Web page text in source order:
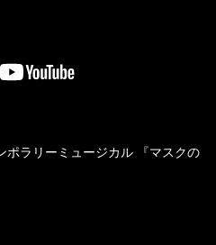
ラリーミュージカル 『マスクの